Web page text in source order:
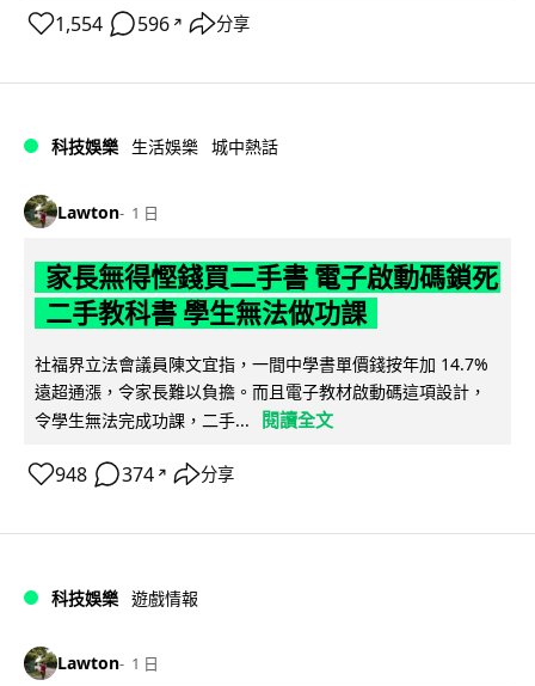
1,554 596 ↗ 分享
科技娛樂 生活娛樂 城中熱話
Lawton 1 日
家長無得慳錢買二手書 電子啟動碼鎖死
二手教科書 學生無法做功課
社福界立法會議員陳文宜指，一間中學書單價錢按年加 14.7%
遠超通漲，令家長難以負擔。而且電子教材啟動碼這項設計，
令學生無法完成功課，二手...
閱讀全文
948 374 ↗ 分享
科技娛樂 遊戲情報
Lawton 1 日